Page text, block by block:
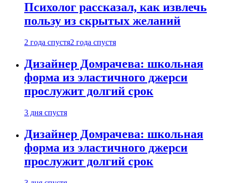
Психолог рассказал, как извлечь
пользу из скрытых желаний
2 года спустя2 года спустя
Дизайнер Домрачева: школьная
форма из эластичного джерси
прослужит долгий срок
3 дня спустя
Дизайнер Домрачева: школьная
форма из эластичного джерси
прослужит долгий срок